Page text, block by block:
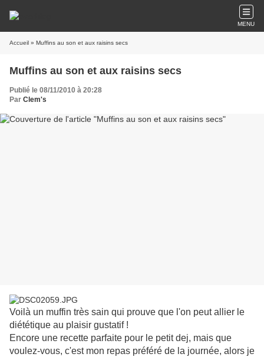
MENU
Accueil » Muffins au son et aux raisins secs
Muffins au son et aux raisins secs
Publié le 08/11/2010 à 20:28
Par Clem's
Voilà un muffin très sain qui prouve que l'on peut allier le
diététique au plaisir gustatif !
Encore une recette parfaite pour le petit dej, mais que
voulez-vous, c'est mon repas préféré de la journée, alors je